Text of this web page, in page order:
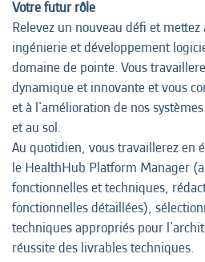
Votre futur rôle
Relevez un nouveau défi et
ingénierie et développement
domaine de pointe. Vous
dynamique et innovante et vous
et à l'amélioration de nos
et au sol.
Au quotidien, vous travaillerez en
le HealthHub Platform Manager
fonctionnelles et techniques,
fonctionnelles détaillées),
techniques appropriés pour
réussite des livrables techniques.